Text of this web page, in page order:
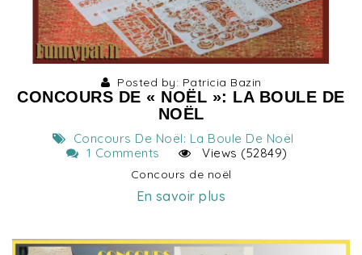
Posted by: Patricia Bazin
CONCOURS DE « NOËL »: LA BOULE DE
NOËL
Concours De Noël: La Boule De Noël
1 Comments
Views (52849)
Concours de noël
En savoir plus